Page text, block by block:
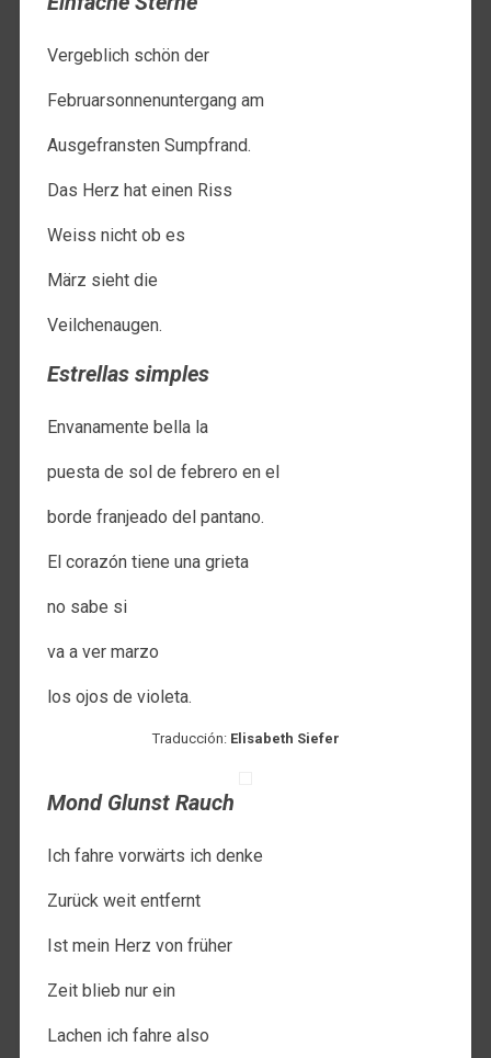
Vergeblich schön der
Februarsonnenuntergang am
Ausgefransten Sumpfrand.
Das Herz hat einen Riss
Weiss nicht ob es
März sieht die
Veilchenaugen.
Estrellas simples
Envanamente bella la
puesta de sol de febrero en el
borde franjeado del pantano.
El corazón tiene una grieta
no sabe si
va a ver marzo
los ojos de violeta.
Traducción: Elisabeth Siefer
Mond Glunst Rauch
Ich fahre vorwärts ich denke
Zurück weit entfernt
Ist mein Herz von früher
Zeit blieb nur ein
Lachen ich fahre also